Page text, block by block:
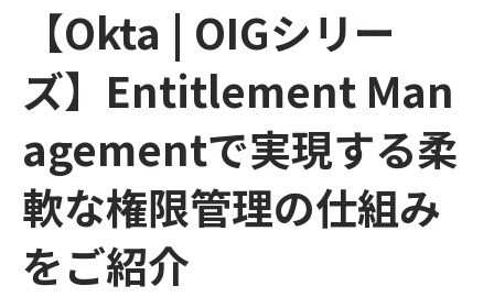
【Okta | OIGシリー
ズ】Entitlement Man
agementで実現する柔
軟な権限管理の仕組み
をご紹介